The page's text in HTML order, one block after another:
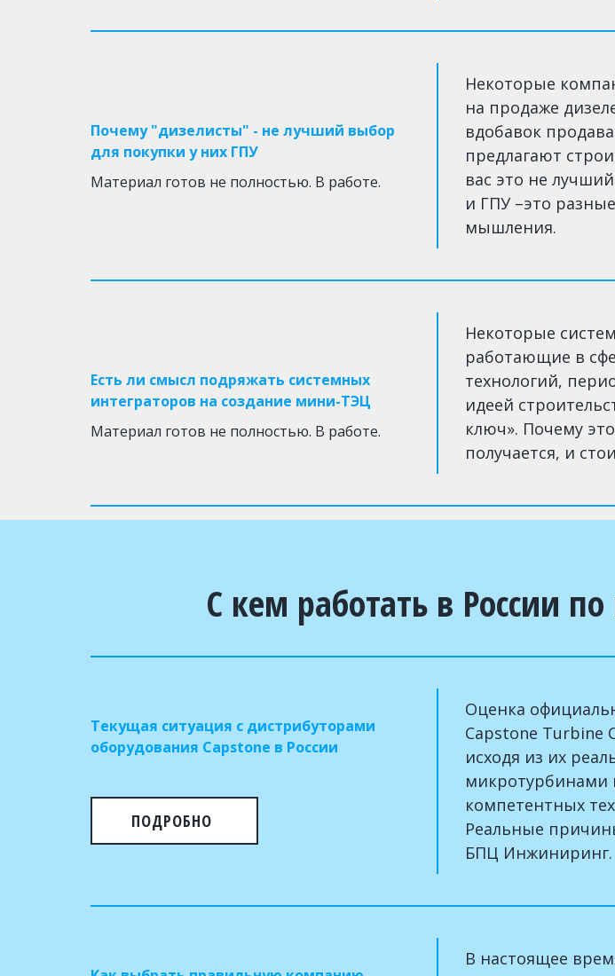
Почему "дизелисты" - не лучший выбор
для покупки у них ГПУ
Материал готов не полностью. В работе.
Некоторые
на продаже
вдобавок
предлагают
вас это не
и ГПУ –это
мышления.
Есть ли смысл подряжать системных
интеграторов на создание мини-ТЭЦ
Материал готов не полностью. В работе.
Некоторые
работающие в
технологий,
идеей
ключ». Почему
получается, и
С кем работать в России
Текущая ситуация с дистрибуторами
оборудования Capstone в России
ПОДРОБНО
Оценка
Capstone Turbine
исходя из их
микротурбинами
компетентных
Реальные
БПЦ Инжиниринг.
В настоящее